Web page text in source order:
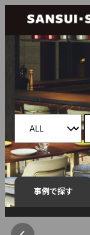
事例で探す